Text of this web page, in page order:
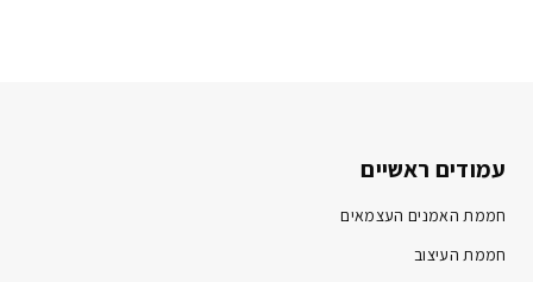
עמודים ראשיים
חממת האמנים העצמאים
חממת העיצוב